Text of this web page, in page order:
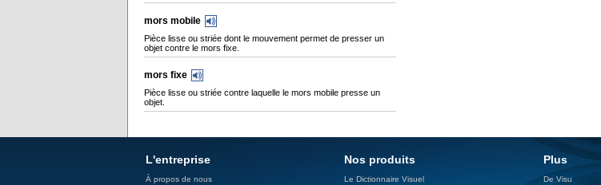
mors mobile
Pièce lisse ou striée dont le mouvement permet de presser un
objet contre le mors fixe.
mors fixe
Pièce lisse ou striée contre laquelle le mors mobile presse un
objet.
L'entreprise
À propos de nous
Nos produits
Le Dictionnaire Visuel
Plus
De Visu